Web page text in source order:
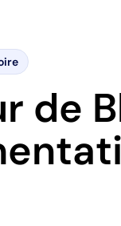
de